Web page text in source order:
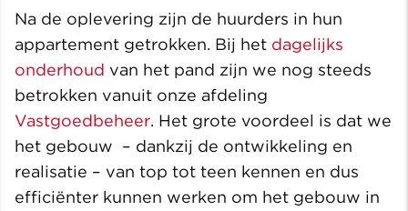
Na de oplevering zijn de huurders in hun
appartement getrokken. Bij het dagelijks
onderhoud van het pand zijn we nog steeds
betrokken vanuit onze afdeling
Vastgoedbeheer. Het grote voordeel is dat we
het gebouw – dankzij de ontwikkeling en
realisatie – van top tot teen kennen en dus
efficiënter kunnen werken om het gebouw in